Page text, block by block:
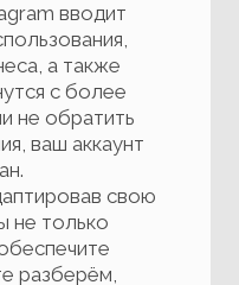
вводит
а также
с более
не обратить
ваш аккаунт
свою
не только
разберём,